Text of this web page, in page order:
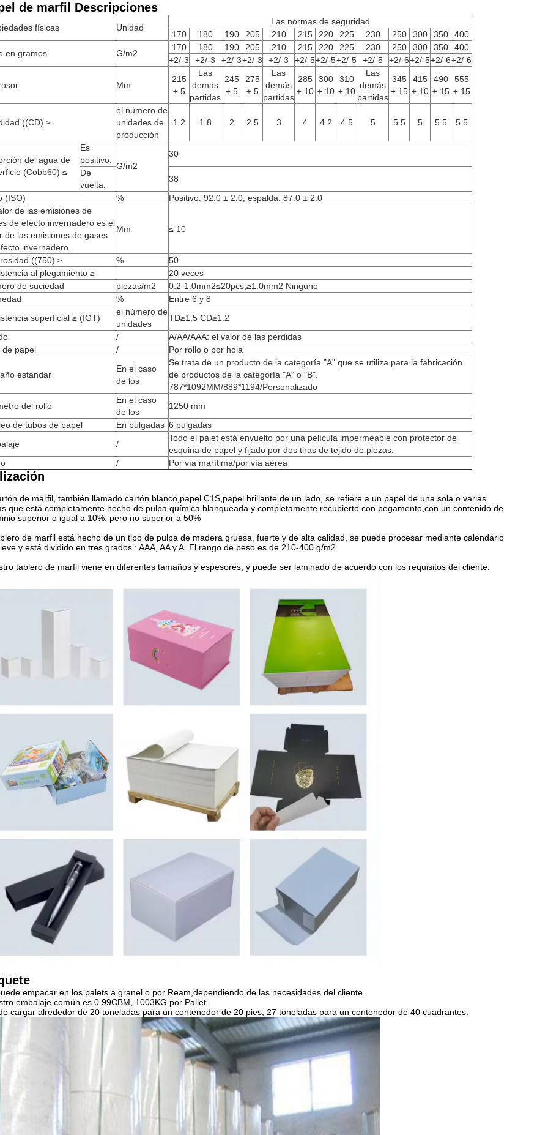
de marfil Descripciones
físicas Unidad
Las normas de seguridad
170
180 190 205 210 215 220 225 230 250 300 350
400
en gramos
G/m2
170 180 190 205 210 215 220 225 230 250 300 350
400
+2/-3
+2/-3 +2/-3+2/-3 +2/-3 +2/-5+2/-5+2/-5 +2/-5 +2/-6+2/-5+2/-6+2/-6
Mm
215
± 5
Las
demás
partidas
245
± 5
275
± 5
Las
demás
partidas
285
± 10
300
± 10
310
± 10
Las
demás
partidas
345
± 15
415
± 10
490
± 15
555
± 15
((CD) ≥
el número de
unidades de
producción
1.2 1.8 2 2.5 3 4 4.2 4.5 5 5.5 5 5.5 5.5
del agua de
(Cobb60) ≤
Es
positivo.
G/m2
30
De
vuelta.
38
(ISO)
%
Positivo: 92.0 ± 2.0, espalda: 87.0 ± 2.0
de las emisiones de
de efecto invernadero es el
de las emisiones de gases
invernadero.
Mm ≤ 10
((750) ≥ %
50
al plegamiento ≥
20 veces
de suciedad
piezas/m2
0.2-1.0mm2≤20pcs,≥1.0mm2 Ninguno
%
Entre 6 y 8
superficial ≥ (IGT)
el número de
unidades
TD≥1,5 CD≥1.2
/
A/AA/AAA: el valor de las pérdidas
de papel
/ Por rollo o por hoja
estándar
En el caso
de los
Se trata de un producto de la categoría "A" que se utiliza para la fabricación
de productos de la categoría "A" o "B".
787*1092MM/889*1194/Personalizado
del rollo
En el caso
de los
1250 mm
de tubos de papel
En pulgadas 6 pulgadas
/
Todo el palet está envuelto por una película impermeable con protector de
esquina de papel y fijado por dos tiras de tejido de piezas.
/ Por vía marítima/por vía aérea
de marfil, también llamado cartón blanco,papel C1S,papel brillante de un lado, se refiere a un papel de una sola o varias
que está completamente hecho de pulpa química blanqueada y completamente recubierto con pegamento,con un contenido de
superior o igual a 10%, pero no superior a 50%
de marfil está hecho de un tipo de pulpa de madera gruesa, fuerte y de alta calidad, se puede procesar mediante calendario
está dividido en tres grados.: AAA, AA y A. El rango de peso es de 210-400 g/m2.
tablero de marfil viene en diferentes tamaños y espesores, y puede ser laminado de acuerdo con los requisitos del cliente.
empacar en los palets a granel o por Ream,dependiendo de las necesidades del cliente.
embalaje común es 0.99CBM, 1003KG por Pallet.
cargar alrededor de 20 toneladas para un contenedor de 20 pies, 27 toneladas para un contenedor de 40 cuadrantes.